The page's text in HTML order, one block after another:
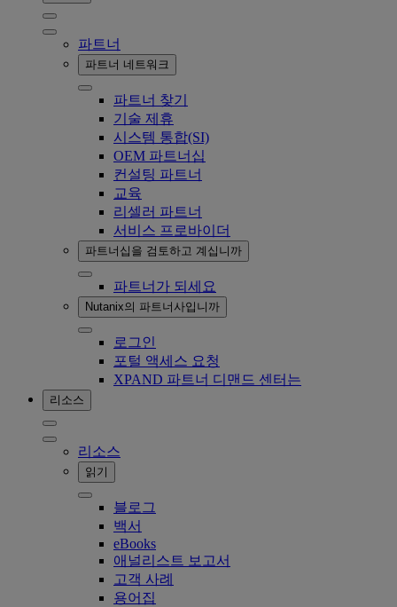
파트너
파트너 네트워크
파트너 찾기
기술 제휴
시스템 통합(SI)
OEM 파트너십
컨설팅 파트너
교육
리셀러 파트너
서비스 프로바이더
파트너십을 검토하고 계십니까
파트너가 되세요
Nutanix의 파트너사입니까
로그인
포털 액세스 요청
XPAND 파트너 디맨드 센터는
리소스
리소스
읽기
블로그
백서
eBooks
애널리스트 보고서
고객 사례
용어집